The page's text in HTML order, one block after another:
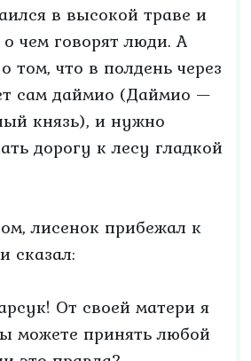
в высокой траве и
чем говорят люди. А
том, что в полдень через
сам даймио (Даймио —
князь), и нужно
дорогу к лесу гладкой
лисенок прибежал к
сказал:
От своей матери я
можете принять любой